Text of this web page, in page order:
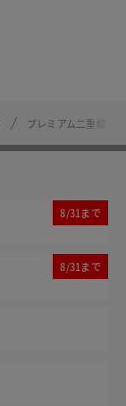
プレミアム二重織・
8/31まで
8/31まで